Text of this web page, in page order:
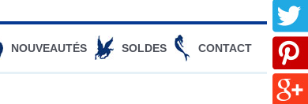
NOUVEAUTÉS SOLDES CONTACT